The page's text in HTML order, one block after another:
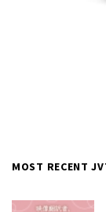
MOST RECENT